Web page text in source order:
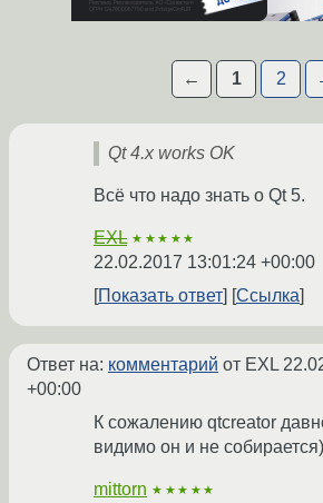
← 1 2
Qt 4.x works OK
Всё что надо знать о Qt 5.
EXL ★★★★★
22.02.2017 13:01:24 +00:00
Показать ответ
Ссылка
Ответ на: комментарий от EXL
+00:00
К сожалению qtcreator
видимо он и не
mittorn ★★★★★